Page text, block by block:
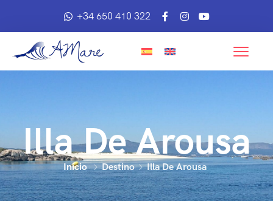
+34 650 410 322
Illa De Arousa
Inicio Destino Illa De Arousa